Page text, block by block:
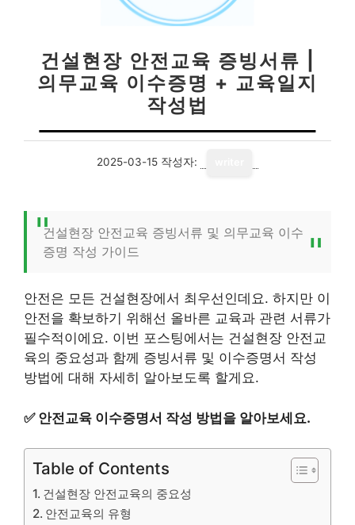
건설현장 안전교육 증빙서류 |
의무교육 이수증명 + 교육일지
작성법
2025-03-15 작성자:
건설현장 안전교육 증빙서류 및 의무교육 이수
증명 작성 가이드
안전은 모든 건설현장에서 최우선인데요. 하지만 이
안전을 확보하기 위해선 올바른 교육과 관련 서류가
필수적이에요. 이번 포스팅에서는 건설현장 안전교
육의 중요성과 함께 증빙서류 및 이수증명서 작성
방법에 대해 자세히 알아보도록 할게요.
✅ 안전교육 이수증명서 작성 방법을 알아보세요.
Table of Contents
건설현장 안전교육의 중요성
안전교육의 유형